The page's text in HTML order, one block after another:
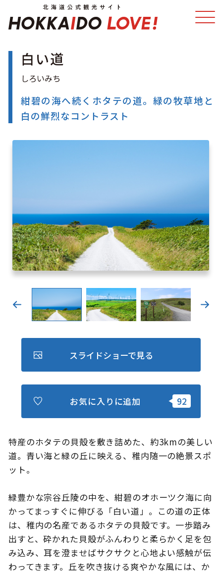
温泉 イベント
モデルコース
キュンちゃんオンラインショップ
北海道はやわかり
旅のテーマで探す
7つの国立公園
さっぽろ圏e旅ギフト
このサイトについて 観光資料
動画ライブラリー フォトライブラリー
お問い合わせ
白い道
紺碧の海へ続くホタテの道。緑の牧草地と
白の鮮烈なコントラスト
特産のホタテの貝殻を敷き詰めた、約3kmの美しい
道。青い海と緑の丘に映える、稚内随一の絶景スポ
ット。
緑豊かな宗谷丘陵の中を、紺碧のオホーツク海に向
かってまっすぐに伸びる「白い道」。この道の正体
は、稚内の名産であるホタテの貝殻です。一歩踏み
出すと、砕かれた貝殻がふんわりと柔らかく足を包
み込み、耳を澄ませばサクサクと心地よい感触が伝
わってきます。丘を吹き抜ける爽やかな風には、か
スライドショーで見る
お気に入りに追加